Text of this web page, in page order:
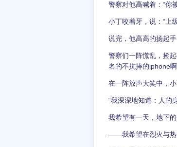
警察对他高喊着：“你
小丁咬着牙，说：“上
说完，他高高的扬起
警察们一阵慌乱，捡
名的不抗摔的iphone
在一阵放声大笑中，
“我深深地知道：人的
我希望有一天，地下
——我希望在烈火与热